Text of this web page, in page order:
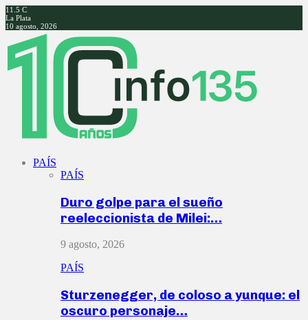
11.5 C
La Plata
10 agosto, 2026
Facebook
Twitter
Instagram
Youtube
PAÍS
PAÍS
Duro golpe para el sueño
reeleccionista de Milei:…
9 agosto, 2026
PAÍS
Sturzenegger, de coloso a yunque: el
oscuro personaje…